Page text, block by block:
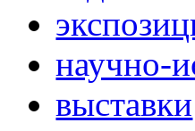
научно-
выставки